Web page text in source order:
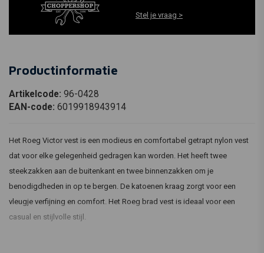
Stel je vraag >
Productinformatie
Artikelcode: 96-0428
EAN-code: 6019918943914
Het Roeg Victor vest is een modieus en comfortabel getrapt nylon vest
dat voor elke gelegenheid gedragen kan worden. Het heeft twee
steekzakken aan de buitenkant en twee binnenzakken om je
benodigdheden in op te bergen. De katoenen kraag zorgt voor een
vleugje verfijning en comfort. Het Roeg brad vest is ideaal voor een
casual en stijlvolle stijl.